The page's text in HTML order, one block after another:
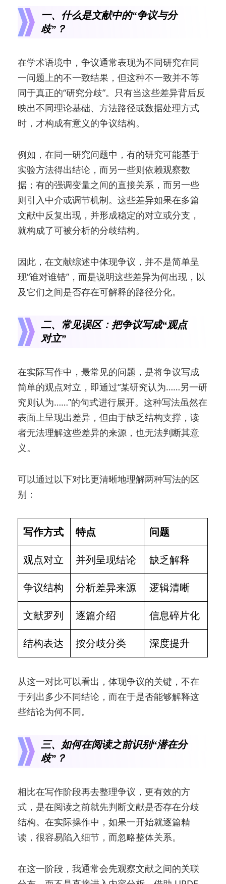
一、什么是文献中的“争议与分
歧”？
在学术语境中，争议通常表现为不同研究在同
一问题上的不一致结果，但这种不一致并不等
同于真正的“研究分歧”。只有当这些差异背后反
映出不同理论基础、方法路径或数据处理方式
时，才构成有意义的争议结构。
例如，在同一研究问题中，有的研究可能基于
实验方法得出结论，而另一些则依赖观察数
据；有的强调变量之间的直接关系，而另一些
则引入中介或调节机制。这些差异如果在多篇
文献中反复出现，并形成稳定的对立或分支，
就构成了可被分析的分歧结构。
因此，在文献综述中体现争议，并不是简单呈
现“谁对谁错”，而是说明这些差异为何出现，以
及它们之间是否存在可解释的路径分化。
二、常见误区：把争议写成“观点
对立”
在实际写作中，最常见的问题，是将争议写成
简单的观点对立，即通过“某研究认为……另一研
究则认为……”的句式进行展开。这种写法虽然在
表面上呈现出差异，但由于缺乏结构支撑，读
者无法理解这些差异的来源，也无法判断其意
义。
可以通过以下对比更清晰地理解两种写法的区
别：
写作方式 特点 问题
观点对立 并列呈现结论 缺乏解释
争议结构 分析差异来源 逻辑清晰
文献罗列 逐篇介绍 信息碎片化
结构表达 按分歧分类 深度提升
从这一对比可以看出，体现争议的关键，不在
于列出多少不同结论，而在于是否能够解释这
些结论为何不同。
三、如何在阅读之前识别“潜在分
歧”？
相比在写作阶段再去整理争议，更有效的方
式，是在阅读之前就先判断文献是否存在分歧
结构。在实际操作中，如果一开始就逐篇精
读，很容易陷入细节，而忽略整体关系。
在这一阶段，我通常会先观察文献之间的关联